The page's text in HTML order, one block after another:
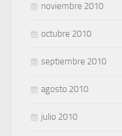
noviembre 2010
octubre 2010
septiembre 2010
agosto 2010
julio 2010